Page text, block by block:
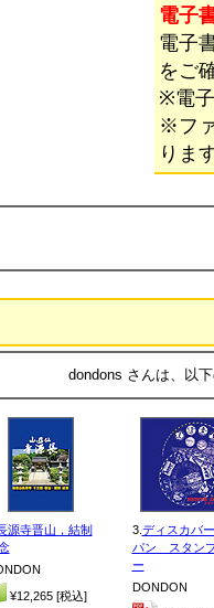
電子
電子
をご
※電
※フ
りま
dondons さんは、以
源寺晋山，結制
¥12,265 [税込]
3. ディスカバ
パン スタン
ー
DONDON